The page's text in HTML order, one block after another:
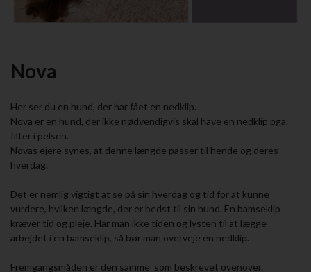
Nova
Her ser du en hund, der har fået en nedklip.
Nova er en hund, der ikke nødvendigvis skal have en nedklip pga.
filter i pelsen.
Novas ejere synes, at denne længde passer til hende og deres
hverdag.
Det er nemlig vigtigt at se på sin hverdag og tid for at kunne
vurdere, hvilken længde, der er bedst til sin hund. En bamseklip
kræver tid og pleje. Har man ikke tiden og lysten til at lægge
arbejdet i en bamseklip, så bør man overveje en nedklip.
Fremgangsmåden er den samme som beskrevet ovenover.